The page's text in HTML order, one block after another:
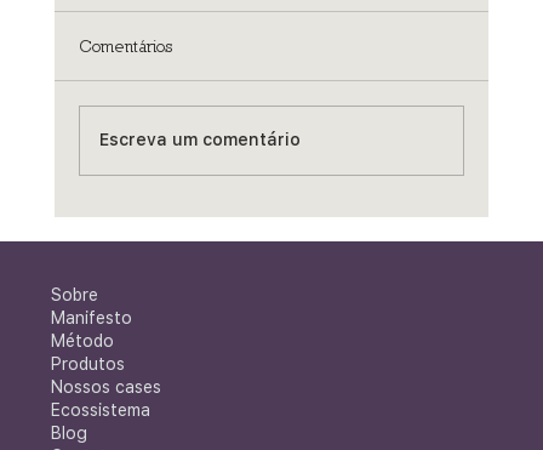
Comentários
Escreva um comentário
Sobre
Manifesto
Método
Produtos
Nossos cases
Ecossistema
Blog